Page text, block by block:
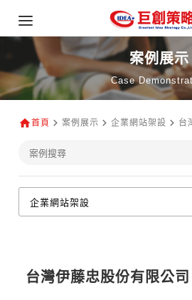
案例展示
Case
首頁 案例展示 企業網站架設 台
台灣伊藤忠股份有限公司